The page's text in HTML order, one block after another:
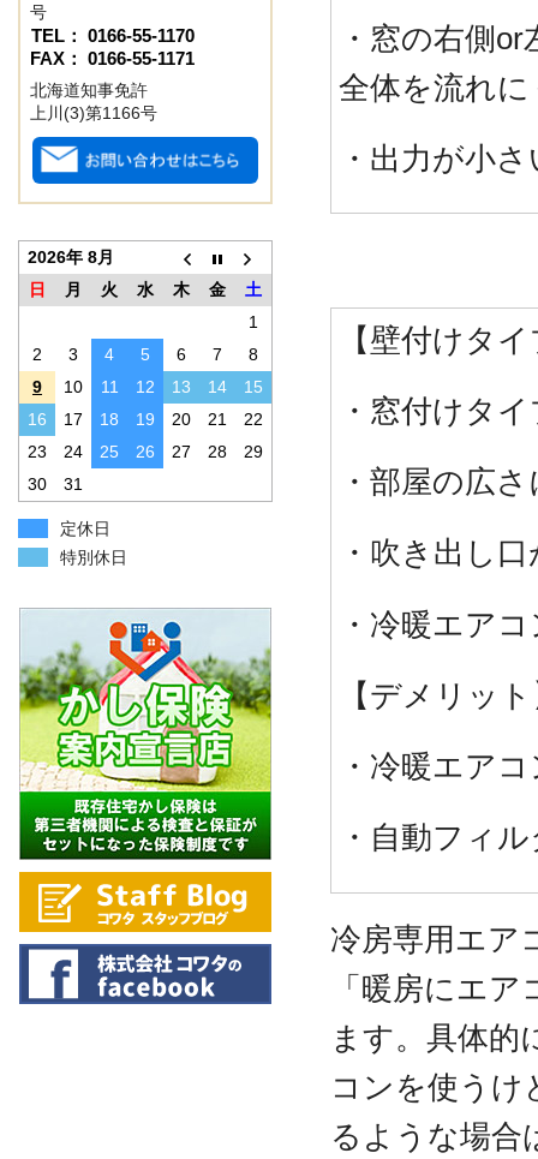
・窓の右側
全体を流れ
・出力が小
【壁付けタ
・窓付けタ
・部屋の広
・吹き出し
・冷暖エア
【デメリッ
・冷暖エア
・自動フィ
冷房専用エア
「暖房にエ
ます。具体的
コンを使うけ
るような場合
号
TEL： 0166-55-1170
FAX： 0166-55-1171
北海道知事免許
上川(3)第1166号
2026年 8月
日
月 火 水 木 金
土
1
2
3 4 5 6 7
8
9
10 11 12 13 14
15
16
17 18 19 20 21
22
23
24 25 26 27 28
29
30
31
定休日
特別休日